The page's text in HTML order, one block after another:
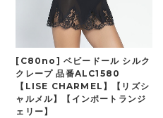
[C80no] ベビードール シルク
クレープ 品番ALC1580
【LISE CHARMEL】【リズシ
ャルメル】【インポートランジ
ェリー】